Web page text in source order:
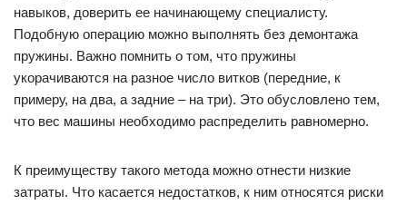
навыков, доверить ее начинающему специалисту.
Подобную операцию можно выполнять без демонтажа
пружины. Важно помнить о том, что пружины
укорачиваются на разное число витков (передние, к
примеру, на два, а задние – на три). Это обусловлено тем,
что вес машины необходимо распределить равномерно.
К преимуществу такого метода можно отнести низкие
затраты. Что касается недостатков, к ним относятся риски